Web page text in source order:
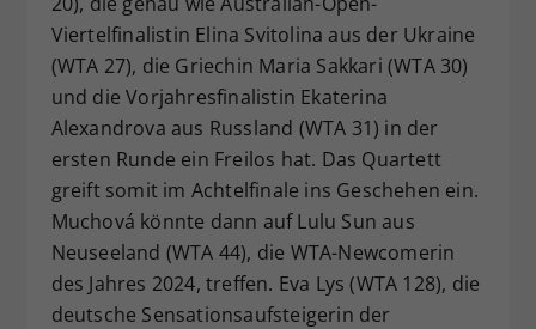
Viertelfinalistin Elina Svitolina aus der Ukraine
(WTA 27), die Griechin Maria Sakkari (WTA 30)
und die Vorjahresfinalistin Ekaterina
Alexandrova aus Russland (WTA 31) in der
ersten Runde ein Freilos hat. Das Quartett
greift somit im Achtelfinale ins Geschehen ein.
Muchová könnte dann auf Lulu Sun aus
Neuseeland (WTA 44), die WTA-Newcomerin
des Jahres 2024, treffen. Eva Lys (WTA 128), die
deutsche Sensationsaufsteigerin der